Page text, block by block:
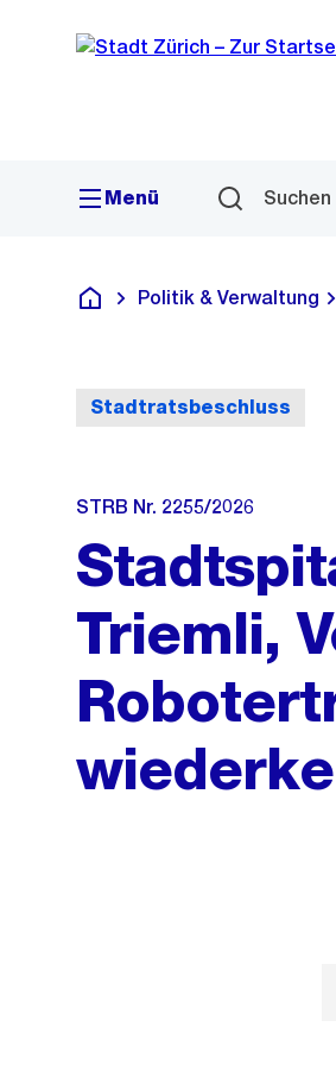
Navigation
Sprunglink
Menü Suchen
Deutsch
Politik & Verwaltung
Stadtratsbeschluss
STRB Nr. 2255/2026
Triemli,